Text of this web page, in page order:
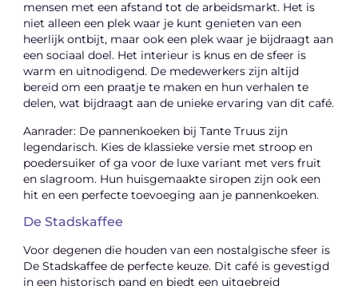
mensen met een afstand tot de arbeidsmarkt. Het is
niet alleen een plek waar je kunt genieten van een
heerlijk ontbijt, maar ook een plek waar je bijdraagt aan
een sociaal doel. Het interieur is knus en de sfeer is
warm en uitnodigend. De medewerkers zijn altijd
bereid om een praatje te maken en hun verhalen te
delen, wat bijdraagt aan de unieke ervaring van dit café.
Aanrader: De pannenkoeken bij Tante Truus zijn
legendarisch. Kies de klassieke versie met stroop en
poedersuiker of ga voor de luxe variant met vers fruit
en slagroom. Hun huisgemaakte siropen zijn ook een
hit en een perfecte toevoeging aan je pannenkoeken.
De Stadskaffee
Voor degenen die houden van een nostalgische sfeer is
De Stadskaffee de perfecte keuze. Dit café is gevestigd
in een historisch pand en biedt een uitgebreid